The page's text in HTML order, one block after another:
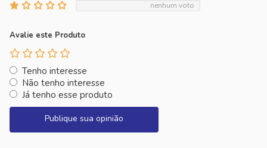
nenhum voto
Avalie este Produto
Tenho interesse
Não tenho interesse
Já tenho esse produto
Publique sua opinião